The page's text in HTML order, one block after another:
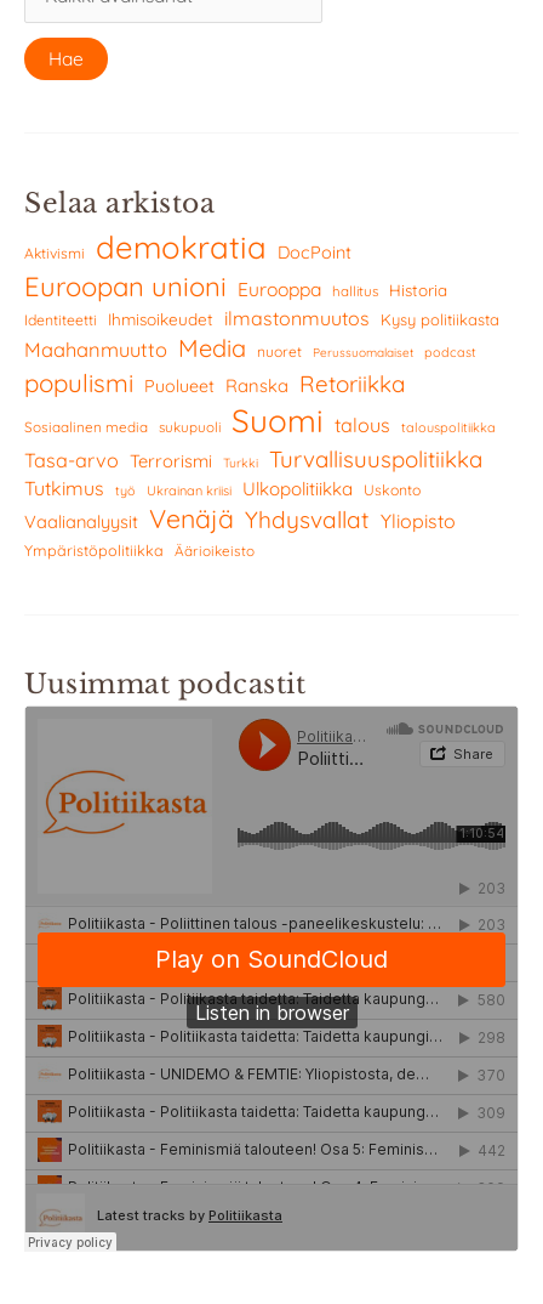
Selaa arkistoa
Aktivismi demokratia DocPoint
Euroopan unioni Eurooppa hallitus Historia
Identiteetti Ihmisoikeudet ilmastonmuutos Kysy politiikasta
Maahanmuutto Media nuoret Perussuomalaiset podcast
populismi Puolueet Ranska Retoriikka
Sosiaalinen media sukupuoli Suomi talous talouspolitiikka
Tasa-arvo Terrorismi Turkki Turvallisuuspolitiikka
Tutkimus työ Ukrainan kriisi Ulkopolitiikka Uskonto
Vaalianalyysit Venäjä Yhdysvallat Yliopisto
Ympäristöpolitiikka Äärioikeisto
Uusimmat podcastit